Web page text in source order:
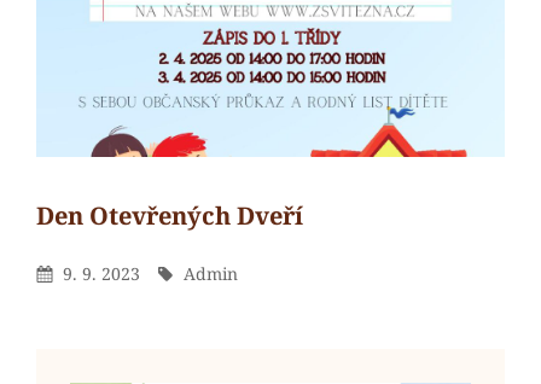
Den Otevřených Dveří
By Posted
9. 9. 2023 By
Admin